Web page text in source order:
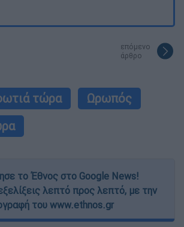
επόμενο
άρθρο
τώρα
Ωρωπός
το Έθνος στο Google News!
λεπτό προς λεπτό, με την
του www.ethnos.gr